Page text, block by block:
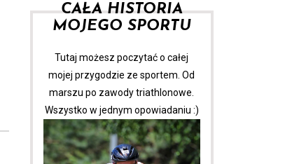
CAŁA HISTORIA
MOJEGO SPORTU
Tutaj możesz poczytać o całej
mojej przygodzie ze sportem. Od
marszu po zawody triathlonowe.
Wszystko w jednym opowiadaniu :)